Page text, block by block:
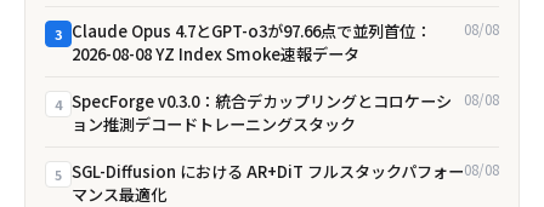
3 Claude Opus 4.7とGPT-o3が97.66点で並列首位：
2026-08-08 YZ Index Smoke速報データ
08/08
4 SpecForge v0.3.0：統合デカップリングとコロケーシ
ョン推測デコードトレーニングスタック
08/08
5 SGL-Diffusion における AR+DiT フルスタックパフォー
マンス最適化
08/08